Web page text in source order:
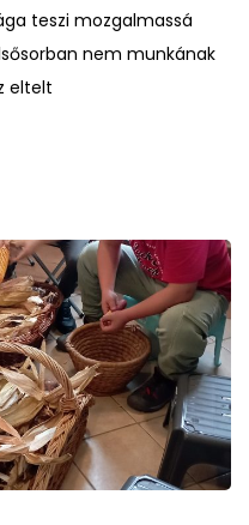
teszi mozgalmassá
nem munkának
eltelt